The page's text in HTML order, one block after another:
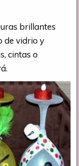
brillantes
de vidrio y
cintas o